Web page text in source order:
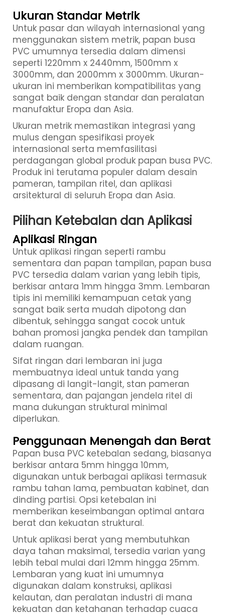
Ukuran Standar Metrik
Untuk pasar dan wilayah internasional yang
menggunakan sistem metrik, papan busa
PVC umumnya tersedia dalam dimensi
seperti 1220mm x 2440mm, 1500mm x
3000mm, dan 2000mm x 3000mm. Ukuran-
ukuran ini memberikan kompatibilitas yang
sangat baik dengan standar dan peralatan
manufaktur Eropa dan Asia.
Ukuran metrik memastikan integrasi yang
mulus dengan spesifikasi proyek
internasional serta memfasilitasi
perdagangan global produk papan busa PVC.
Produk ini terutama populer dalam desain
pameran, tampilan ritel, dan aplikasi
arsitektural di seluruh Eropa dan Asia.
Pilihan Ketebalan dan Aplikasi
Aplikasi Ringan
Untuk aplikasi ringan seperti rambu
sementara dan papan tampilan, papan busa
PVC tersedia dalam varian yang lebih tipis,
berkisar antara 1mm hingga 3mm. Lembaran
tipis ini memiliki kemampuan cetak yang
sangat baik serta mudah dipotong dan
dibentuk, sehingga sangat cocok untuk
bahan promosi jangka pendek dan tampilan
dalam ruangan.
Sifat ringan dari lembaran ini juga
membuatnya ideal untuk tanda yang
dipasang di langit-langit, stan pameran
sementara, dan pajangan jendela ritel di
mana dukungan struktural minimal
diperlukan.
Penggunaan Menengah dan Berat
Papan busa PVC ketebalan sedang, biasanya
berkisar antara 5mm hingga 10mm,
digunakan untuk berbagai aplikasi termasuk
rambu tahan lama, pembuatan kabinet, dan
dinding partisi. Opsi ketebalan ini
memberikan keseimbangan optimal antara
berat dan kekuatan struktural.
Untuk aplikasi berat yang membutuhkan
daya tahan maksimal, tersedia varian yang
lebih tebal mulai dari 12mm hingga 25mm.
Lembaran yang kuat ini umumnya
digunakan dalam konstruksi, aplikasi
kelautan, dan peralatan industri di mana
kekuatan dan ketahanan terhadap cuaca